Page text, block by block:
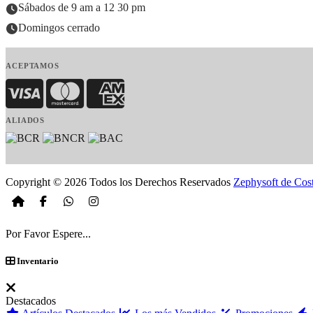
Sábados de 9 am a 12 30 pm
Domingos cerrado
ACEPTAMOS
Visa MasterCardAmerican Express
ALIADOS
Copyright © 2026 Todos los Derechos Reservados Zephysoft de
Por Favor Espere...
Inventario
Destacados